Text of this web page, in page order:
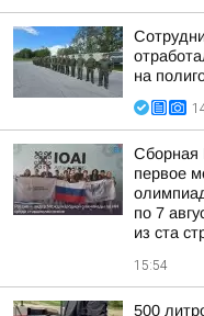
на
Сборная
первое
по 7
из ста
15:54
500